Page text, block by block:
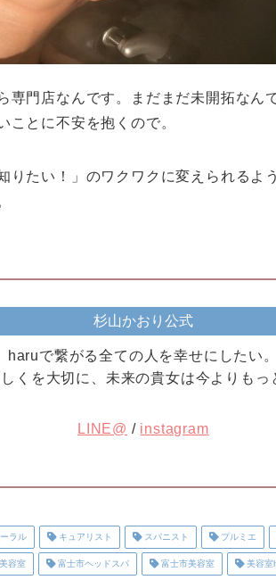
専門店なんです。まだまだ未開拓なん
ことに不安を抱くので。
りたい！」のワクワクに変えられるよ
杉山かおり公式
haruで繋がる全ての人を幸せにしたい。
くを大切に、未来の貴女は今よりもっ
LINE@ / instagram
ラル キュアリスト スパニスト プルミエ
容室 富士市ヘッドスパ 富士市美容室 美容室